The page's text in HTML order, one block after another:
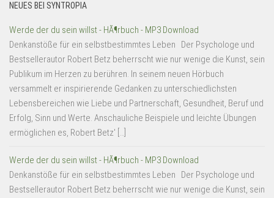
NEUES BEI SYNTROPIA
Werde der du sein willst - HÃ¶rbuch - MP3 Download
Denkanstöße für ein selbstbestimmtes Leben Der Psychologe und
Bestsellerautor Robert Betz beherrscht wie nur wenige die Kunst, sein
Publikum im Herzen zu berühren. In seinem neuen Hörbuch
versammelt er inspirierende Gedanken zu unterschiedlichsten
Lebensbereichen wie Liebe und Partnerschaft, Gesundheit, Beruf und
Erfolg, Sinn und Werte. Anschauliche Beispiele und leichte Übungen
ermöglichen es, Robert Betz' […]
Werde der du sein willst - HÃ¶rbuch - MP3 Download
Denkanstöße für ein selbstbestimmtes Leben Der Psychologe und
Bestsellerautor Robert Betz beherrscht wie nur wenige die Kunst, sein